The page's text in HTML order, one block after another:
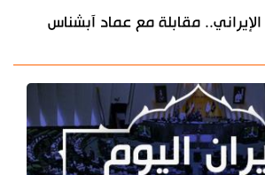
مقابلة مع عماد آبشناس